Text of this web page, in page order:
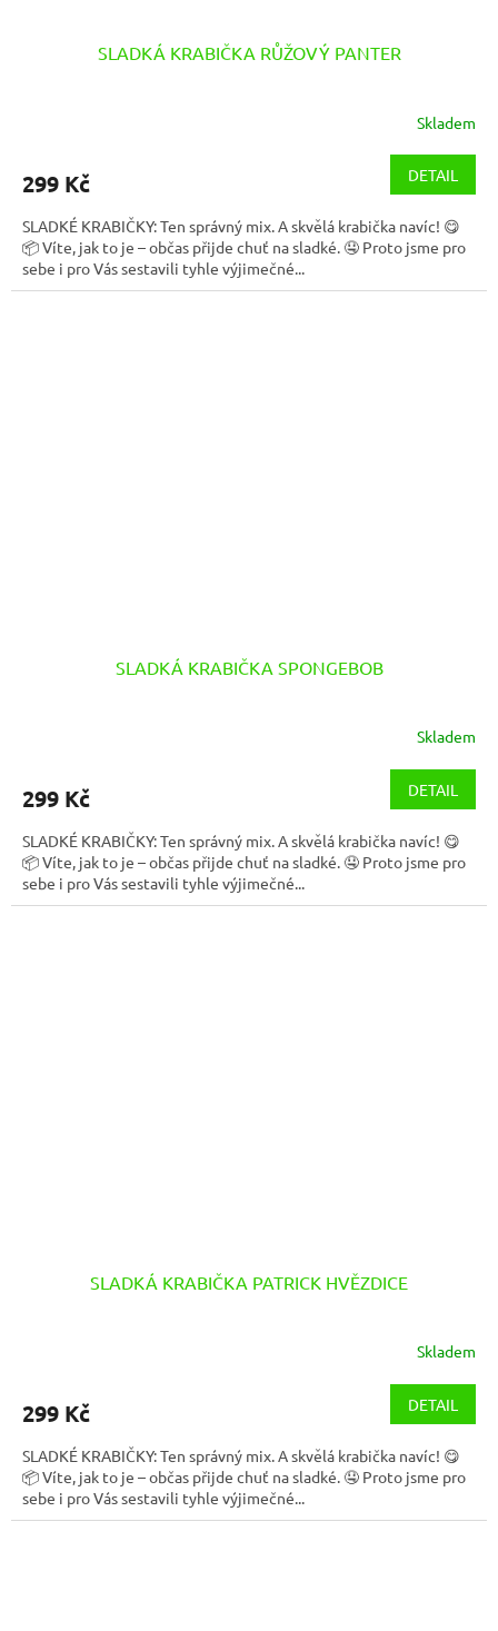
SLADKÁ KRABIČKA RŮŽOVÝ PANTER
Skladem
299 Kč DETAIL
SLADKÉ KRABIČKY: Ten správný mix. A skvělá krabička navíc! 😋
📦 Víte, jak to je – občas přijde chuť na sladké. 🤤 Proto jsme pro
sebe i pro Vás sestavili tyhle výjimečné...
SLADKÁ KRABIČKA SPONGEBOB
Skladem
299 Kč DETAIL
SLADKÉ KRABIČKY: Ten správný mix. A skvělá krabička navíc! 😋
📦 Víte, jak to je – občas přijde chuť na sladké. 🤤 Proto jsme pro
sebe i pro Vás sestavili tyhle výjimečné...
SLADKÁ KRABIČKA PATRICK HVĚZDICE
Skladem
299 Kč DETAIL
SLADKÉ KRABIČKY: Ten správný mix. A skvělá krabička navíc! 😋
📦 Víte, jak to je – občas přijde chuť na sladké. 🤤 Proto jsme pro
sebe i pro Vás sestavili tyhle výjimečné...